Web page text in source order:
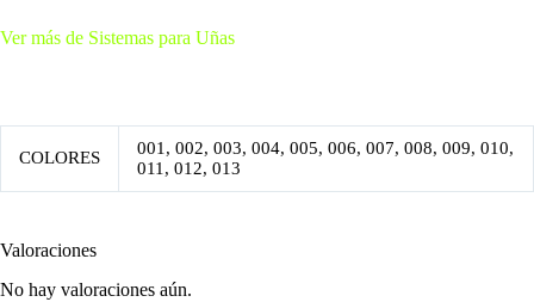
Ver más de Sistemas para Uñas
COLORES
001, 002, 003, 004, 005, 006, 007, 008, 009, 010,
011, 012, 013
Valoraciones
No hay valoraciones aún.